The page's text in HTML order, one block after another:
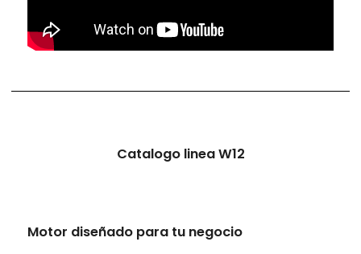
Catalogo linea W12
Motor diseñado para tu negocio